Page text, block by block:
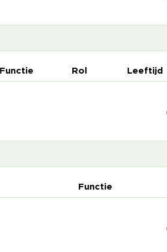
Functie Rol Leeftijd
Functie